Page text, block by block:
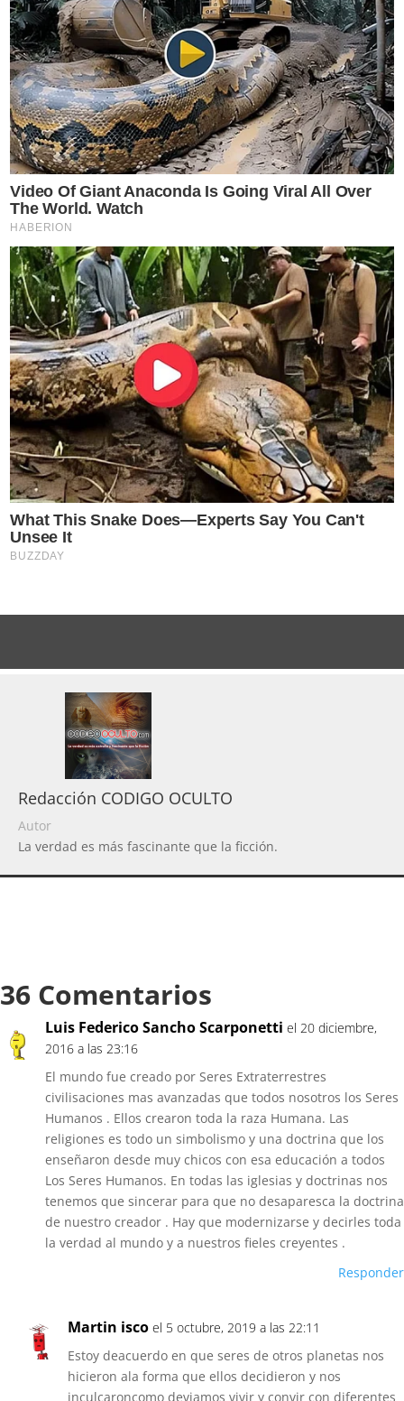
Redacción CODIGO OCULTO
Autor
La verdad es más fascinante que la ficción.
36 Comentarios
Luis Federico Sancho Scarponetti el 20 diciembre,
2016 a las 23:16
El mundo fue creado por Seres Extraterrestres
civilisaciones mas avanzadas que todos nosotros los Seres
Humanos . Ellos crearon toda la raza Humana. Las
religiones es todo un simbolismo y una doctrina que los
enseñaron desde muy chicos con esa educación a todos
Los Seres Humanos. En todas las iglesias y doctrinas nos
tenemos que sincerar para que no desaparesca la doctrina
de nuestro creador . Hay que modernizarse y decirles toda
la verdad al mundo y a nuestros fieles creyentes .
Responder
Martin isco el 5 octubre, 2019 a las 22:11
Estoy deacuerdo en que seres de otros planetas nos
hicieron ala forma que ellos decidieron y nos
inculcaroncomo deviamos vivir y convir con diferentes